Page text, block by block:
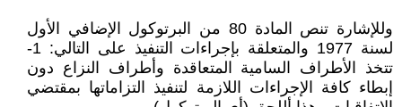
وللإشارة تنص المادة 80 من البرتوكول الإضافي الأول
لسنة 1977 والمتعلقة بإجراءات التنفيذ على التالي: 1-
تتخذ الأطراف السامية المتعاقدة وأطراف النزاع دون
إبطاء كافة الإجراءات اللازمة لتنفيذ التزاماتها بمقتضي